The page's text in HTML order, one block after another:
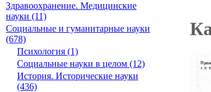
Здравоохранение. Медицинские
науки (11)
Социальные и гуманитарные науки
(678)
Психология (1)
Социальные науки в целом (12)
История. Исторические науки
(436)